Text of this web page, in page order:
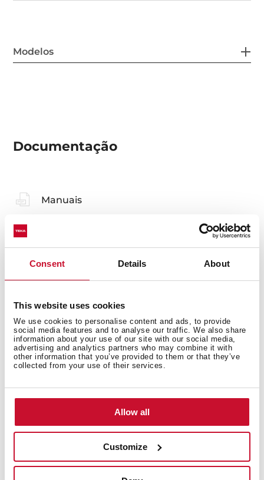
Consent Details About
This website uses cookies
We use cookies to personalise content and ads, to provide
social media features and to analyse our traffic. We also share
information about your use of our site with our social media,
advertising and analytics partners who may combine it with
other information that you’ve provided to them or that they’ve
collected from your use of their services.
Allow all
Customize
Modelos
Documentação
Manuais
Desenho técnico
Imagens de alta resolução
Complete o seuambiente